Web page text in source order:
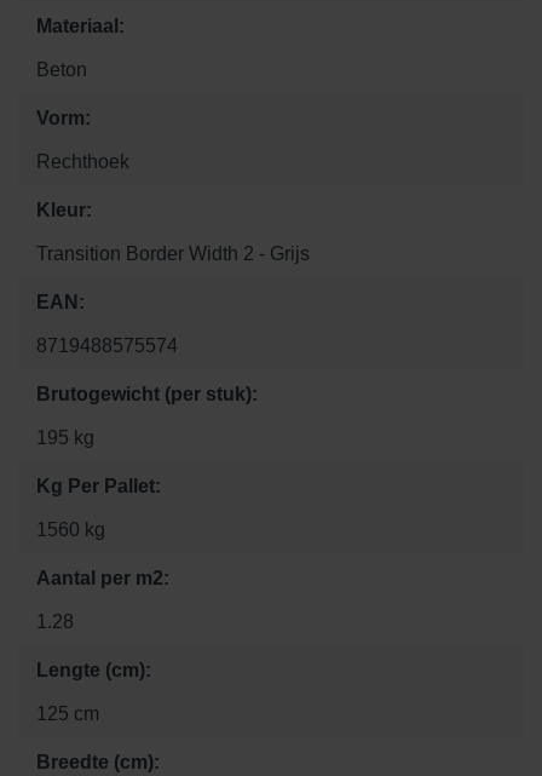
Materiaal:
Beton
Vorm:
Rechthoek
Kleur:
Transition Border Width 2 - Grijs
EAN:
8719488575574
Brutogewicht (per stuk):
195 kg
Kg Per Pallet:
1560 kg
Aantal per m2:
1.28
Lengte (cm):
125 cm
Breedte (cm):